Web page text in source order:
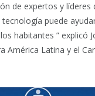
de expertos y líderes
puede
habitantes ” explicó
América Latina y el